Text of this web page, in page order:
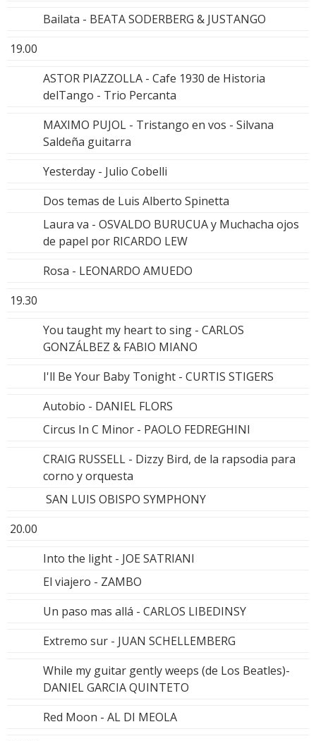
Bailata - BEATA SODERBERG & JUSTANGO
19.00
ASTOR PIAZZOLLA - Cafe 1930 de Historia
delTango - Trio Percanta
MAXIMO PUJOL - Tristango en vos - Silvana
Saldeña guitarra
Yesterday - Julio Cobelli
Dos temas de Luis Alberto Spinetta
Laura va - OSVALDO BURUCUA y Muchacha ojos
de papel por RICARDO LEW
Rosa - LEONARDO AMUEDO
19.30
You taught my heart to sing - CARLOS
GONZÁLBEZ & FABIO MIANO
I'll Be Your Baby Tonight - CURTIS STIGERS
Autobio - DANIEL FLORS
Circus In C Minor - PAOLO FEDREGHINI
CRAIG RUSSELL - Dizzy Bird, de la rapsodia para
corno y orquesta
SAN LUIS OBISPO SYMPHONY
20.00
Into the light - JOE SATRIANI
El viajero - ZAMBO
Un paso mas allá - CARLOS LIBEDINSY
Extremo sur - JUAN SCHELLEMBERG
While my guitar gently weeps (de Los Beatles)-
DANIEL GARCIA QUINTETO
Red Moon - AL DI MEOLA